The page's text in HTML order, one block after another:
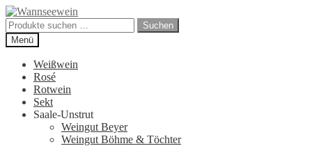
Zur
Navigation
springen
Zum
Inhalt
springen
Suchen
nach:
Suchen
Menü
Weißwein
Rosé
Rotwein
Sekt
Saale-Unstrut
Weingut Beyer
Weingut Böhme & Töchter